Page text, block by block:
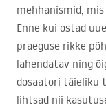
mehhanismid,
Enne kui ostad
praeguse rikke
lahendatav ning
dosaatori täieliku
lihtsad nii